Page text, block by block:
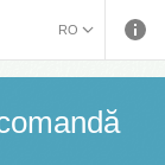
BOSANSKI (BOSNIAN)
HRVATSKI (CROATIAN)
ČEŠTINA (CZECH)
RO